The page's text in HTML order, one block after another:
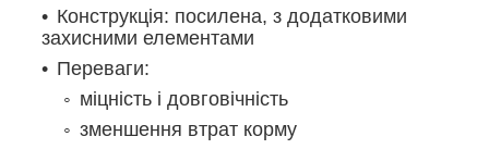
Конструкція: посилена, з додатковими
захисними елементами
Переваги:
міцність і довговічність
зменшення втрат корму